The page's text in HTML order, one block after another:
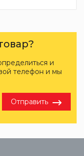
и
телефон и мы
Отправить